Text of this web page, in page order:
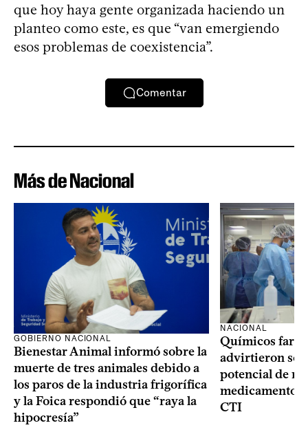
que hoy haya gente organizada haciendo un
planteo como este, es que “van emergiendo
esos problemas de coexistencia”.
Comentar
Más de Nacional
GOBIERNO NACIONAL
Bienestar Animal informó sobre la
muerte de tres animales debido a
los paros de la industria frigorífica
y la Foica respondió que “raya la
hipocresía”
NACIONAL
Químicos
advirtieron
potencial de
medicamentos
CTI